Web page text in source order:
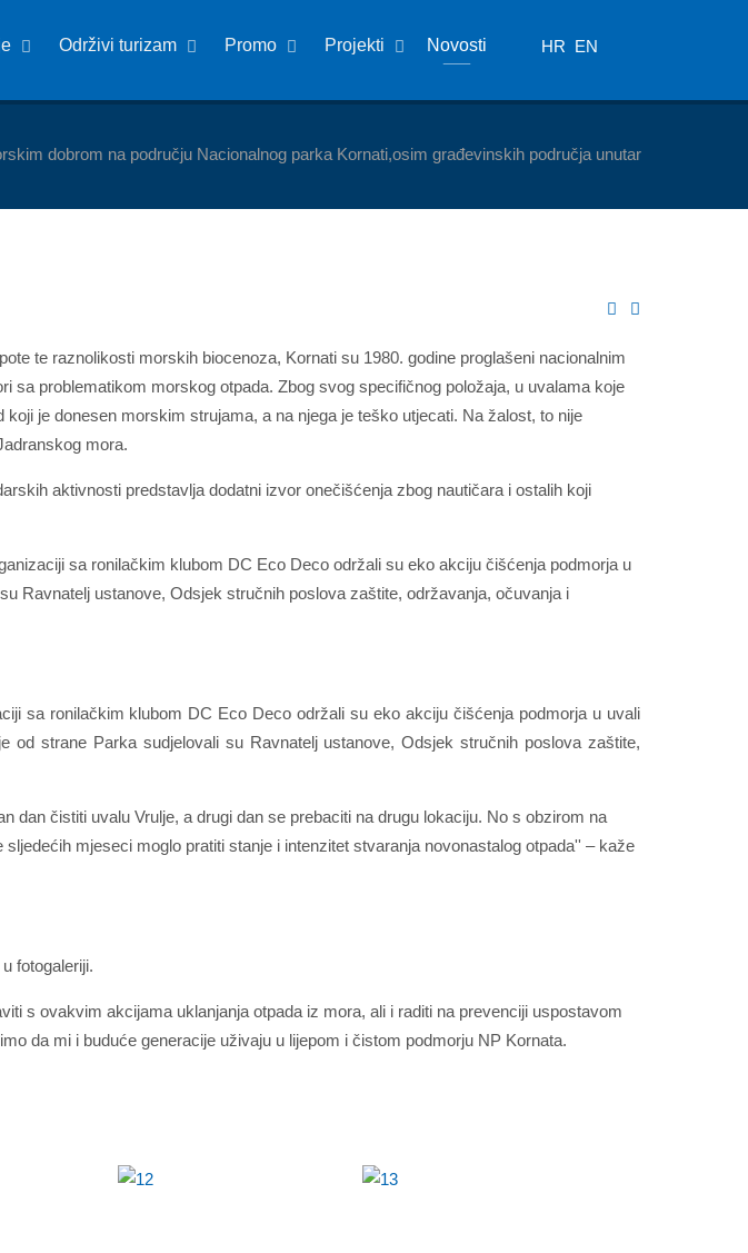
Održivi turizam Promo Projekti Novosti HR EN
dobrom na području Nacionalnog parka Kornati,osim građevinskih područja unutar
te raznolikosti morskih biocenoza, Kornati su 1980. godine proglašeni nacionalnim
sa problematikom morskog otpada. Zbog svog specifičnog položaja, u uvalama koje
je donesen morskim strujama, a na njega je teško utjecati. Na žalost, to nije
mora.
aktivnosti predstavlja dodatni izvor onečišćenja zbog nautičara i ostalih koji
sa ronilačkim klubom DC Eco Deco održali su eko akciju čišćenja podmorja u
Ravnatelj ustanove, Odsjek stručnih poslova zaštite, održavanja, očuvanja i
sa ronilačkim klubom DC Eco Deco održali su eko akciju čišćenja podmorja u uvali
od strane Parka sudjelovali su Ravnatelj ustanove, Odsjek stručnih poslova zaštite,
čistiti uvalu Vrulje, a drugi dan se prebaciti na drugu lokaciju. No s obzirom na
mjeseci moglo pratiti stanje i intenzitet stvaranja novonastalog otpada'' – kaže
fotogaleriji.
s ovakvim akcijama uklanjanja otpada iz mora, ali i raditi na prevenciji uspostavom
da mi i buduće generacije uživaju u lijepom i čistom podmorju NP Kornata.